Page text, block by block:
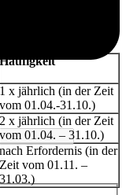
Häufigkeit
1 x jährlich (in der Zeit
vom 01.04.-31.10.)
2 x jährlich (in der Zeit
vom 01.04. – 31.10.)
nach Erfordernis (in der
Zeit vom 01.11. –
31.03.)